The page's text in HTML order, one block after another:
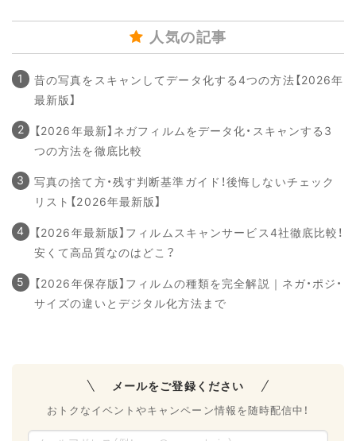
人気の記事
昔の写真をスキャンしてデータ化する4つの方法【2026年
最新版】
【2026年最新】ネガフィルムをデータ化・スキャンする3
つの方法を徹底比較
写真の捨て方・残す判断基準ガイド！後悔しないチェック
リスト【2026年最新版】
【2026年最新版】フィルムスキャンサービス4社徹底比較！
安くて高品質なのはどこ？
【2026年保存版】フィルムの種類を完全解説｜ネガ・ポジ・
サイズの違いとデジタル化方法まで
メールをご登録ください
おトクなイベントやキャンペーン情報を随時配信中！